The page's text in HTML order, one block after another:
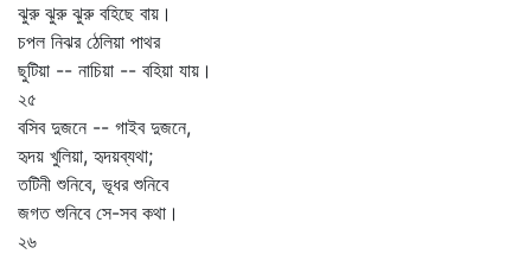
ঝুরু ঝুরু ঝুরু বহিছে বায়।
চপল নিঝর ঠেলিয়া পাথর
ছুটিয়া -- নাচিয়া -- বহিয়া যায়।
২৫
বসিব দুজনে -- গাইব দুজনে,
হৃদয় খুলিয়া, হৃদয়ব্যথা;
তটিনী শুনিবে, ভূধর শুনিবে
জগত শুনিবে সে-সব কথা।
২৬